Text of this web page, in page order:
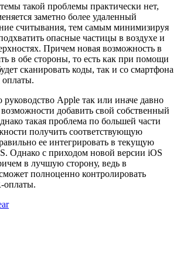
такой проблемы практически нет,
заметно более удаленный
считывания, тем самым минимизируя
опасные частицы в воздухе и
Причем новая возможность в
в обе стороны, то есть как при помощи
сканировать коды, так и со смартфона
оплаты.
руководство Apple так или иначе давно
добавить свой собственный
такая проблема по большей части
получить соответствующую
ее интегрировать в текущую
Однако с приходом новой версии iOS
в лучшую сторону, ведь в
полноценно контролировать
оплаты.